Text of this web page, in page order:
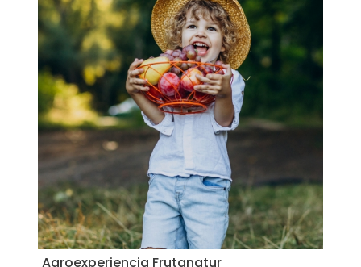
Agroexperiencia Frutanatur